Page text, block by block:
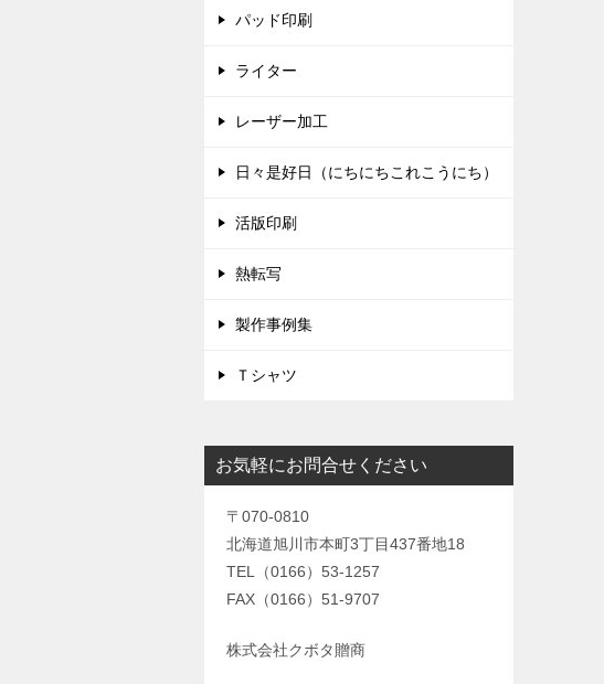
パッド印刷
ライター
レーザー加工
日々是好日（にちにちこれこうにち）
活版印刷
熱転写
製作事例集
Ｔシャツ
お気軽にお問合せください
〒070-0810
北海道旭川市本町3丁目437番地18
TEL（0166）53-1257
FAX（0166）51-9707
株式会社クボタ贈商